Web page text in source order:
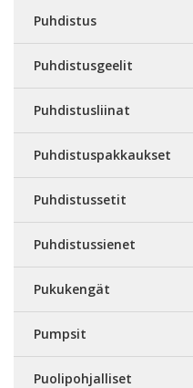
Puhdistus
Puhdistusgeelit
Puhdistusliinat
Puhdistuspakkaukset
Puhdistussetit
Puhdistussienet
Pukukengät
Pumpsit
Puolipohjalliset